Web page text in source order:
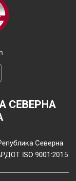
СЕВЕРНА
Северна
ISO 9001:2015